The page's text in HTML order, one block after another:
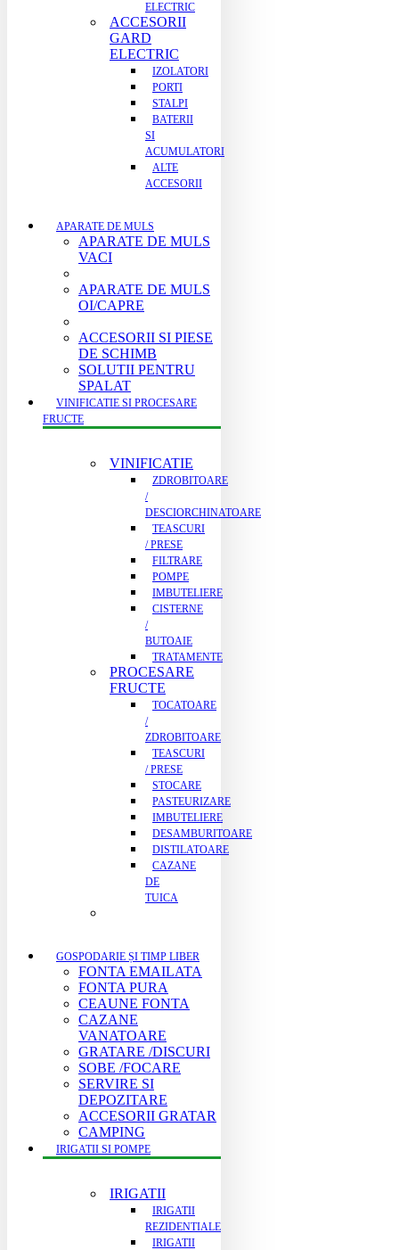
ELECTRIC
ACCESORII
GARD
ELECTRIC
IZOLATORI
PORTI
STALPI
BATERII
SI
ACUMULATORI
ALTE
ACCESORII
APARATE DE MULS
APARATE DE MULS
VACI
APARATE DE MULS
OI/CAPRE
ACCESORII SI PIESE
DE SCHIMB
SOLUTII PENTRU
SPALAT
VINIFICATIE SI PROCESARE
FRUCTE
VINIFICATIE
ZDROBITOARE
/
DESCIORCHINATOARE
TEASCURI
/ PRESE
FILTRARE
POMPE
IMBUTELIERE
CISTERNE
/
BUTOAIE
TRATAMENTE
PROCESARE
FRUCTE
TOCATOARE
/
ZDROBITOARE
TEASCURI
/ PRESE
STOCARE
PASTEURIZARE
IMBUTELIERE
DESAMBURITOARE
DISTILATOARE
CAZANE
DE
TUICA
GOSPODARIE ȘI TIMP LIBER
FONTA EMAILATA
FONTA PURA
CEAUNE FONTA
CAZANE
VANATOARE
GRATARE /DISCURI
SOBE /FOCARE
SERVIRE SI
DEPOZITARE
ACCESORII GRATAR
CAMPING
IRIGATII SI POMPE
IRIGATII
IRIGATII
REZIDENTIALE
IRIGATII